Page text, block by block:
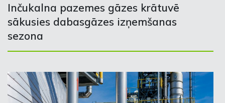
Inčukalna pazemes gāzes krātuvē
sākusies dabasgāzes izņemšanas
sezona